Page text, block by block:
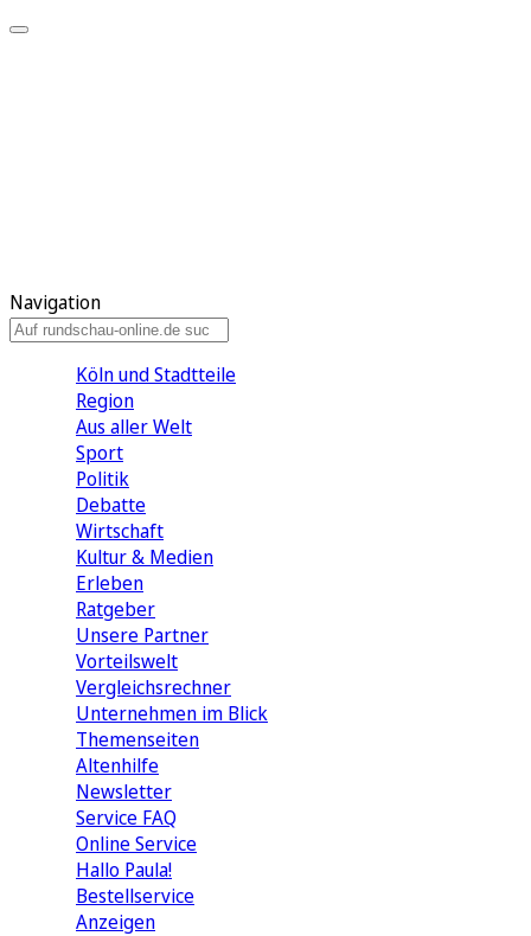
Navigation
Köln und Stadtteile
Region
Aus aller Welt
Sport
Politik
Debatte
Wirtschaft
Kultur & Medien
Erleben
Ratgeber
Unsere Partner
Vorteilswelt
Vergleichsrechner
Unternehmen im Blick
Themenseiten
Altenhilfe
Newsletter
Service FAQ
Online Service
Hallo Paula!
Bestellservice
Anzeigen